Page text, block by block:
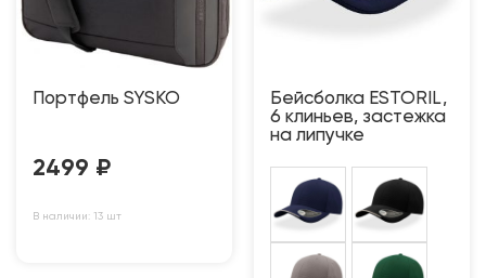
Портфель SYSKO
2499 ₽
В наличии: 13 шт
Бейсболка ESTORIL,
6 клиньев, застежка
на липучке